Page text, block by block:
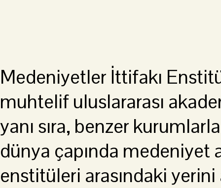
Medeniyetler İttifakı
muhtelif uluslararası
yanı sıra, benzer
dünya çapında medeniyet
enstitüleri arasındaki